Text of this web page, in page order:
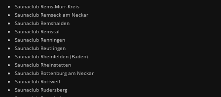
Saunaclub Rems-Murr-Kreis
Saunaclub Remseck am Neckar
Saunaclub Remshalden
Saunaclub Remstal
Saunaclub Renningen
Saunaclub Reutlingen
Saunaclub Rheinfelden (Baden)
Saunaclub Rheinstetten
Saunaclub Rottenburg am Neckar
Saunaclub Rottweil
Saunaclub Rudersberg